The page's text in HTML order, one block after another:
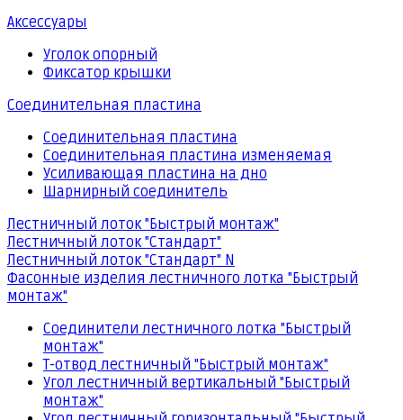
Аксессуары
Уголок опорный
Фиксатор крышки
Соединительная пластина
Соединительная пластина
Соединительная пластина изменяемая
Усиливающая пластина на дно
Шарнирный соединитель
Лестничный лоток "Быстрый монтаж"
Лестничный лоток "Стандарт"
Лестничный лоток "Стандарт" N
Фасонные изделия лестничного лотка "Быстрый
монтаж"
Соединители лестничного лотка "Быстрый
монтаж"
Т-отвод лестничный "Быстрый монтаж"
Угол лестничный вертикальный "Быстрый
монтаж"